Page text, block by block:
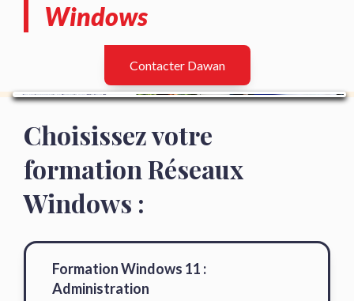
Windows
Contacter Dawan
Choisissez votre
formation Réseaux
Windows :
Formation Windows 11 :
Administration